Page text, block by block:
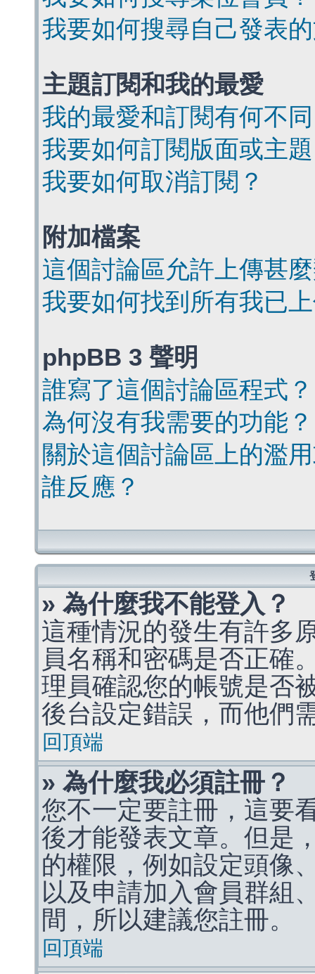
我要如何搜尋自己發表
主題訂閱和我的最愛
我的最愛和訂閱有何不
我要如何訂閱版面或主
我要如何取消訂閱？
附加檔案
這個討論區允許上傳甚
我要如何找到所有我已
phpBB 3 聲明
誰寫了這個討論區程式？
為何沒有我需要的功能？
關於這個討論區上的濫
誰反應？
» 為什麼我不能登入？
這種情況的發生有許多
員名稱和密碼是否正確
理員確認您的帳號是否
後台設定錯誤，而他們
回頂端
» 為什麼我必須註冊？
您不一定要註冊，這要
後才能發表文章。但是
的權限，例如設定頭像
以及申請加入會員群組
間，所以建議您註冊。
回頂端